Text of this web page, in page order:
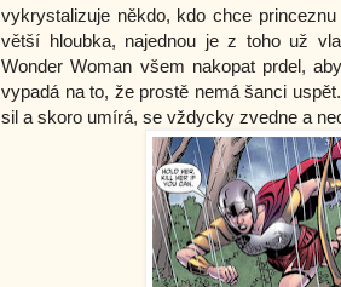
vykrystalizuje někdo, kdo chce
větší hloubka, najednou je z toho už
Wonder Woman všem nakopat prdel,
vypadá na to, že prostě nemá šanci
sil a skoro umírá, se vždycky zvedne a